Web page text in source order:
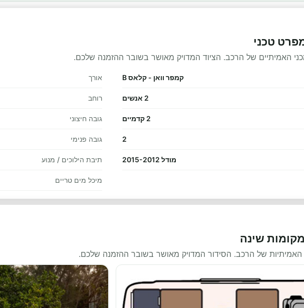
האמיתיים של הרכב. הציוד המדויק מאושר בשובר ההזמנה שלכם.
קמפר וואן - קלאס B
2 אנשים
2 קדמיים
2
מודל 2015-2012
אורך
רוחב
גובה חיצוני
גובה פנימי
תיבת הילוכים / מנוע
מיכל מים טריים
שינה
האמיתיות של הרכב. הסידור המדויק מאושר בשובר ההזמנה שלכם.